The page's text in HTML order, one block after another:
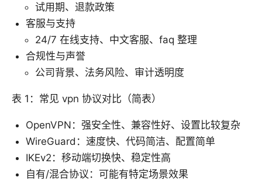
试用期、退款政策
客服与支持
24/7 在线支持、中文客服、faq 整理
合规性与声誉
公司背景、法务风险、审计透明度
表 1：常见 vpn 协议对比（简表）
OpenVPN：强安全性、兼容性好、设置比较复杂
WireGuard：速度快、代码简洁、配置简单
IKEv2：移动端切换快、稳定性高
自有/混合协议：可能有特定场景效果